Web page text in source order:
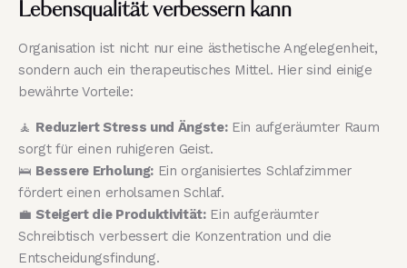
Lebensqualität verbessern kann
Organisation ist nicht nur eine ästhetische Angelegenheit,
sondern auch ein therapeutisches Mittel. Hier sind einige
bewährte Vorteile:
🧘 Reduziert Stress und Ängste:Ein aufgeräumter Raum
sorgt für einen ruhigeren Geist.
🛌 Bessere Erholung:Ein organisiertes Schlafzimmer
fördert einen erholsamen Schlaf.
💼 Steigert die Produktivität:Ein aufgeräumter
Schreibtisch verbessert die Konzentration und die
Entscheidungsfindung.